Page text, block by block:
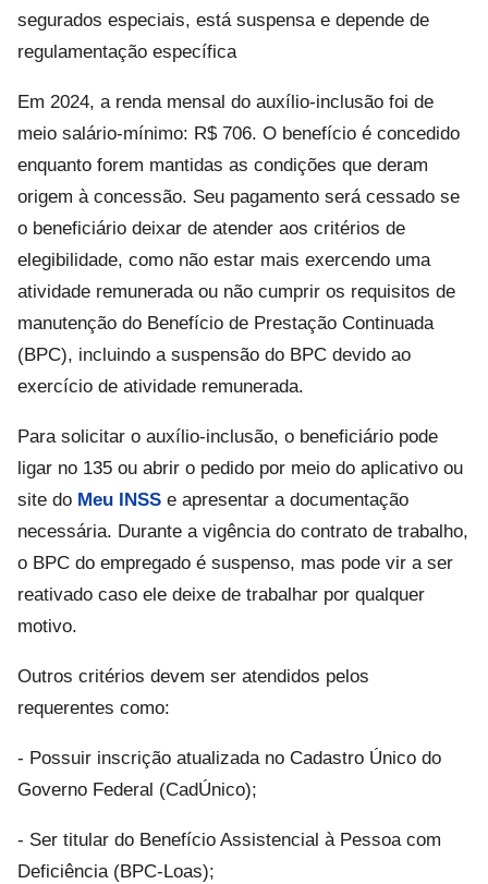
segurados especiais, está suspensa e depende de
regulamentação específica
Em 2024, a renda mensal do auxílio-inclusão foi de
meio salário-mínimo: R$ 706. O benefício é concedido
enquanto forem mantidas as condições que deram
origem à concessão. Seu pagamento será cessado se
o beneficiário deixar de atender aos critérios de
elegibilidade, como não estar mais exercendo uma
atividade remunerada ou não cumprir os requisitos de
manutenção do Benefício de Prestação Continuada
(BPC), incluindo a suspensão do BPC devido ao
exercício de atividade remunerada.
Para solicitar o auxílio-inclusão, o beneficiário pode
ligar no 135 ou abrir o pedido por meio do aplicativo ou
site do Meu INSS e apresentar a documentação
necessária. Durante a vigência do contrato de trabalho,
o BPC do empregado é suspenso, mas pode vir a ser
reativado caso ele deixe de trabalhar por qualquer
motivo.
Outros critérios devem ser atendidos pelos
requerentes como:
- Possuir inscrição atualizada no Cadastro Único do
Governo Federal (CadÚnico);
- Ser titular do Benefício Assistencial à Pessoa com
Deficiência (BPC-Loas);